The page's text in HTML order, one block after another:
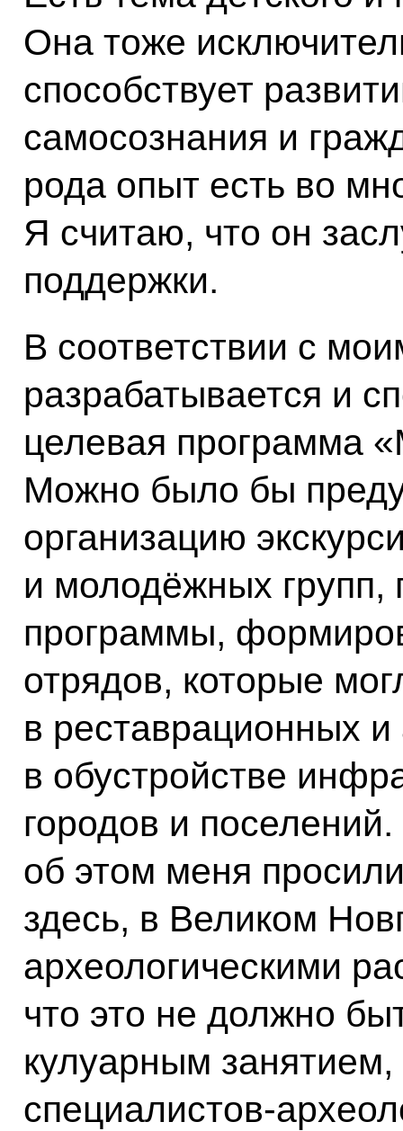
Она тоже
способствует
самосознания и
рода опыт есть во
Я считаю, что он
поддержки.
В соответствии с
разрабатывается и
целевая программа
Можно было бы
организацию
и молодёжных групп,
программы,
отрядов, которые
в реставрационных и
в обустройстве
городов и
об этом меня
здесь, в Великом
археологическими
что это не должно
кулуарным
специалистов-